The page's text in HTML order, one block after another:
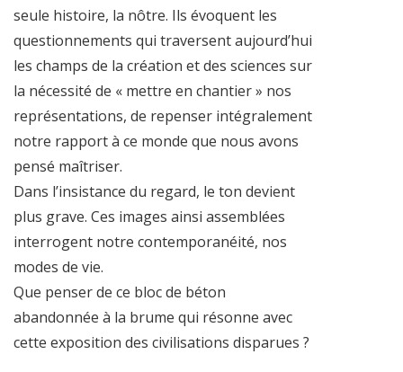
seule histoire, la nôtre. Ils évoquent les
questionnements qui traversent aujourd’hui
les champs de la création et des sciences sur
la nécessité de « mettre en chantier » nos
représentations, de repenser intégralement
notre rapport à ce monde que nous avons
pensé maîtriser.
Dans l’insistance du regard, le ton devient
plus grave. Ces images ainsi assemblées
interrogent notre contemporanéité, nos
modes de vie.
Que penser de ce bloc de béton
abandonnée à la brume qui résonne avec
cette exposition des civilisations disparues ?